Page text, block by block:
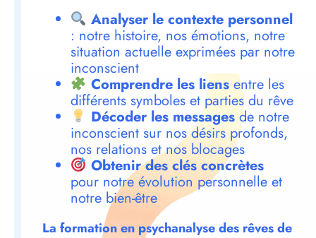
Analyser le contexte personnel
: notre histoire, nos émotions, notre
situation actuelle exprimées par notre
inconscient
Comprendre les liensentre les
différents symboles et parties du rêve
Décoder les messagesde notre
inconscient sur nos désirs profonds,
nos relations et nos blocages
Obtenir des clés concrètes
pour notre évolution personnelle et
notre bien-être
La formation en psychanalyse des rêves de